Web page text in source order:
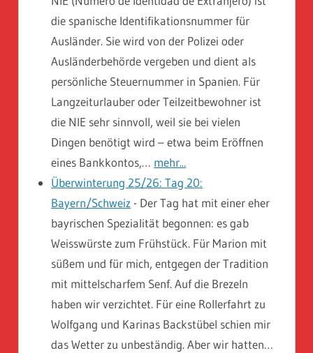
die spanische Identifikationsnummer für
Ausländer. Sie wird von der Polizei oder
Ausländerbehörde vergeben und dient als
persönliche Steuernummer in Spanien. Für
Langzeiturlauber oder Teilzeitbewohner ist
die NIE sehr sinnvoll, weil sie bei vielen
Dingen benötigt wird – etwa beim Eröffnen
eines Bankkontos,… mehr...
Überwinterung 25/26: Tag 20:
Bayern/Schweiz - Der Tag hat mit einer eher
bayrischen Spezialität begonnen: es gab
Weisswürste zum Frühstück. Für Marion mit
süßem und für mich, entgegen der Tradition
mit mittelscharfem Senf. Auf die Brezeln
haben wir verzichtet. Für eine Rollerfahrt zu
Wolfgang und Karinas Backstübel schien mir
das Wetter zu unbeständig. Aber wir hatten…